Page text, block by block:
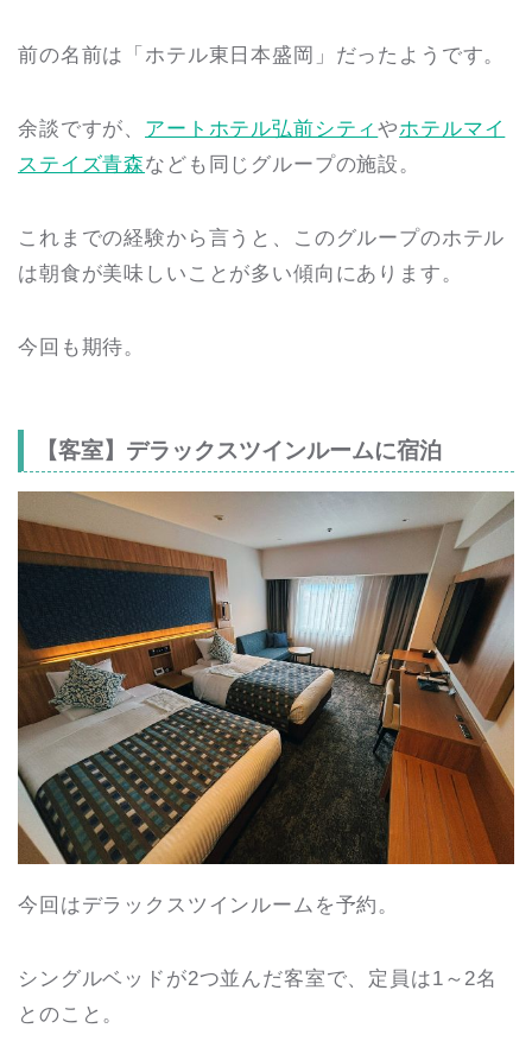
前の名前は「ホテル東日本盛岡」だったようです。
余談ですが、 アートホテル弘前シティやホテルマイ
ステイズ青森なども同じグループの施設。
これまでの経験から言うと、このグループのホテル
は朝食が美味しいことが多い傾向にあります。
今回も期待。
【客室】デラックスツインルームに宿泊
今回はデラックスツインルームを予約。
シングルベッドが2つ並んだ客室で、定員は1～2名
とのこと。